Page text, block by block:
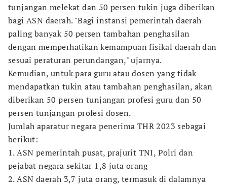
tunjangan melekat dan 50 persen tukin juga diberikan
bagi ASN daerah. "Bagi instansi pemerintah daerah
paling banyak 50 persen tambahan penghasilan
dengan memperhatikan kemampuan fisikal daerah dan
sesuai peraturan perundangan," ujarnya.
Kemudian, untuk para guru atau dosen yang tidak
mendapatkan tukin atau tambahan penghasilan, akan
diberikan 50 persen tunjangan profesi guru dan 50
persen tunjangan profesi dosen.
Jumlah aparatur negara penerima THR 2023 sebagai
berikut:
1. ASN pemerintah pusat, prajurit TNI, Polri dan
pejabat negara sekitar 1,8 juta orang
2. ASN daerah 3,7 juta orang, termasuk di dalamnya